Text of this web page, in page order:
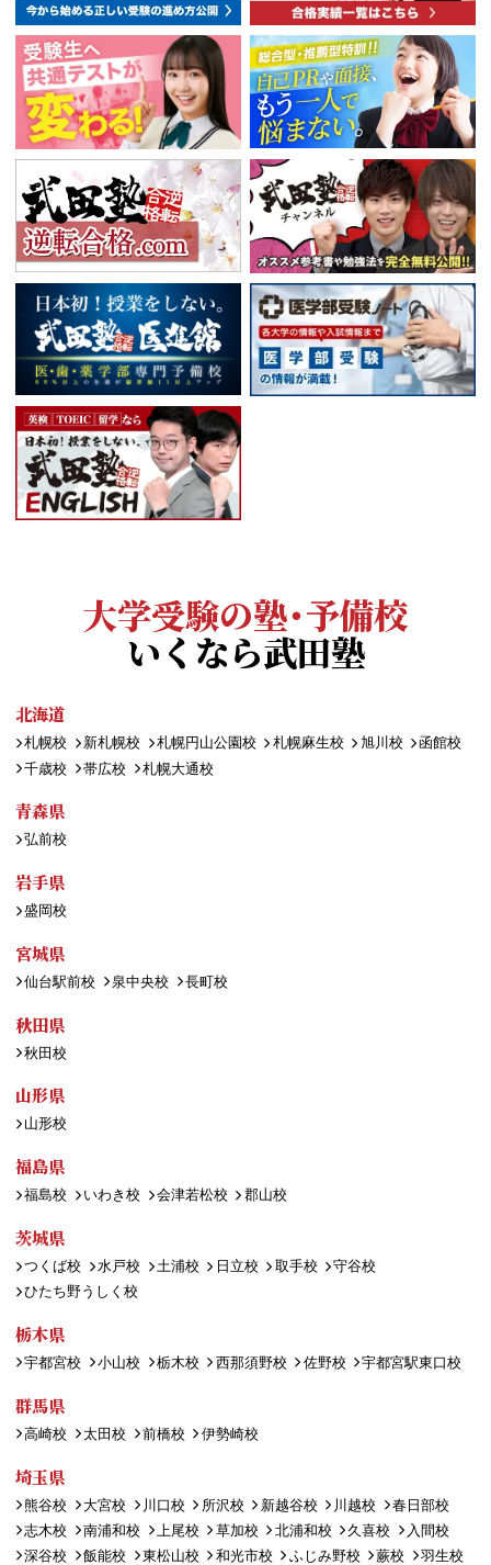
大学受験の塾・予備校
いくなら武田塾
北海道
札幌校 新札幌校 札幌円山公園校 札幌麻生校 旭川校
函館校
千歳校
帯広校 札幌大通校
青森県
弘前校
岩手県
盛岡校
宮城県
仙台駅前校 泉中央校 長町校
秋田県
秋田校
山形県
山形校
福島県
福島校 いわき校 会津若松校 郡山校
茨城県
つくば校 水戸校 土浦校 日立校 取手校
守谷校
ひたち野うしく校
栃木県
宇都宮校 小山校 栃木校 西那須野校 佐野校 宇都宮駅東口校
群馬県
高崎校 太田校 前橋校 伊勢崎校
埼玉県
熊谷校 大宮校 川口校 所沢校 新越谷校 川越校
春日部校
志木校
南浦和校 上尾校 草加校 北浦和校 久喜校
入間校
深谷校
飯能校 東松山校 和光市校 ふじみ野校 蕨校
羽生校